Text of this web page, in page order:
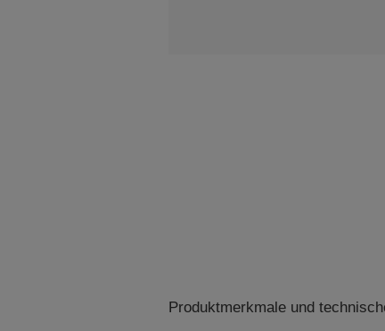
Produktmerkmale und